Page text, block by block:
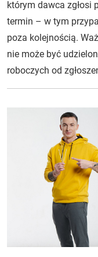
którym dawca zgłosi
termin – w tym
poza kolejnością.
nie może być
roboczych od